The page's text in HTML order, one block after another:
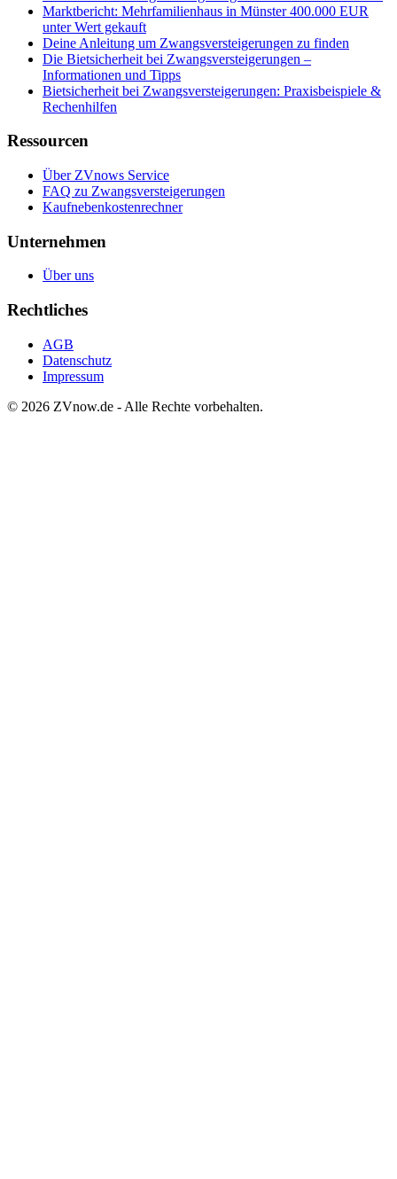
Marktbericht: Mehrfamilienhaus in Münster 400.000 EUR
unter Wert gekauft
Deine Anleitung um Zwangsversteigerungen zu finden
Die Bietsicherheit bei Zwangsversteigerungen –
Informationen und Tipps
Bietsicherheit bei Zwangsversteigerungen: Praxisbeispiele &
Rechenhilfen
Ressourcen
Über ZVnows Service
FAQ zu Zwangsversteigerungen
Kaufnebenkostenrechner
Unternehmen
Über uns
Rechtliches
AGB
Datenschutz
Impressum
© 2026 ZVnow.de - Alle Rechte vorbehalten.